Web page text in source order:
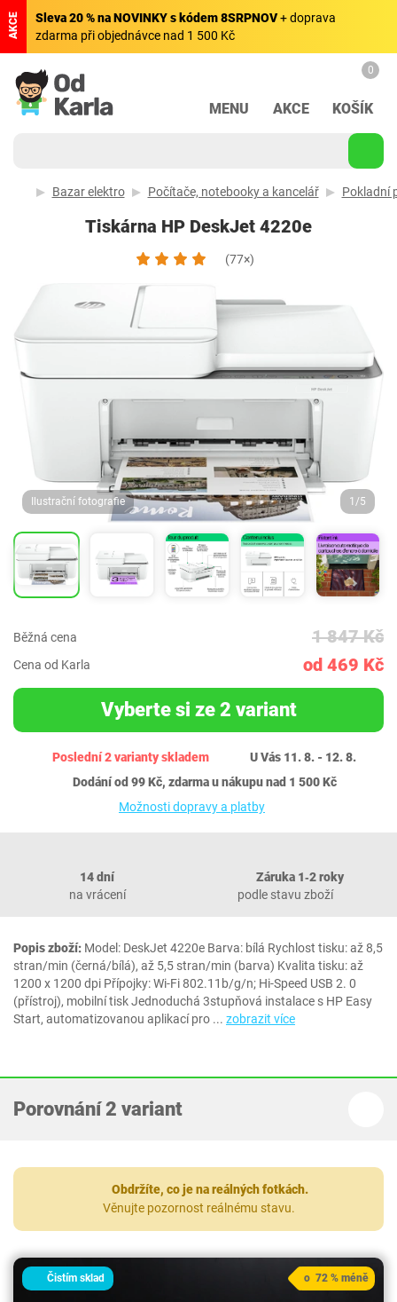
AKCE Sleva 20 % na NOVINKY s kódem 8SRPNOV+ doprava
zdarma při objednávce nad 1 500 Kč
MENU AKCE
0
KOŠÍK
Bazar elektro Počítače, notebooky a kancelář Pokladní
Tiskárna HP DeskJet 4220e
(77×)
Ilustrační fotografie 1/5
Běžná cena 1 847 Kč
Cena od Karla od 469 Kč
Vyberte si ze 2 variant
Poslední 2 varianty skladem
U Vás 11. 8. - 12. 8.
Dodání od 99 Kč, zdarma u nákupu nad 1 500 Kč
Možnosti dopravy a platby
14 dní
na vrácení
Záruka 1‐2 roky
podle stavu zboží
Popis zboží: Model: DeskJet 4220e Barva: bílá Rychlost tisku: až 8,5
stran/min (černá/bílá), až 5,5 stran/min (barva) Kvalita tisku: až
1200 x 1200 dpi Přípojky: Wi-Fi 802.11b/g/n; Hi-Speed USB 2. 0
(přístroj), mobilní tisk Jednoduchá 3stupňová instalace s HP Easy
Start, automatizovanou aplikací pro ... zobrazit více
Porovnání 2 variant
Obdržíte, co je na reálných fotkách.
Věnujte pozornost reálnému stavu.
Čistím sklad o 72 % méně